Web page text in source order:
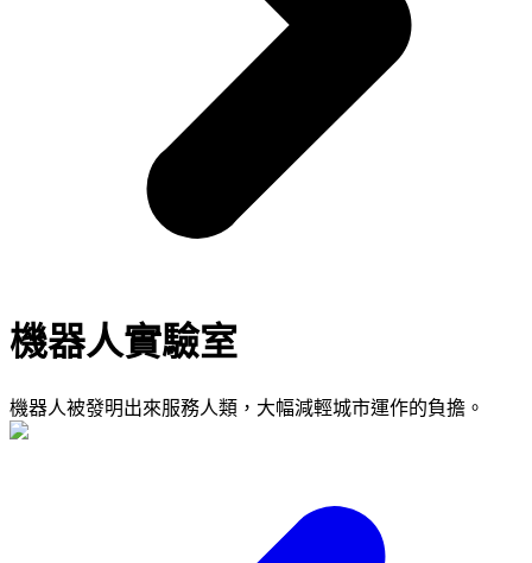
機器人實驗室
機器人被發明出來服務人類，大幅減輕城市運作的負擔。